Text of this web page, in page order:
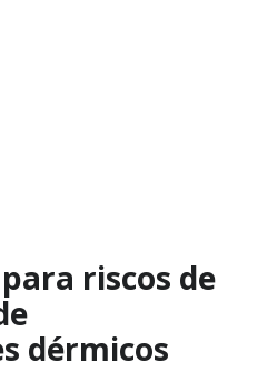
riscos de
dérmicos